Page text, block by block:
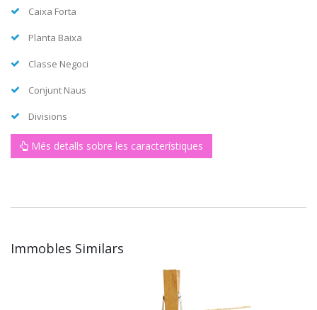
Caixa Forta
Planta Baixa
Classe Negoci
Conjunt Naus
Divisions
Més detalls sobre les característiques
Immobles Similars